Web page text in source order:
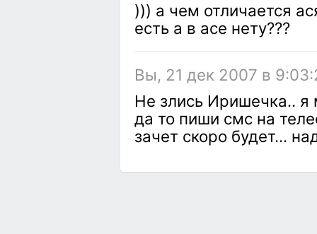
))) а чем отличается
есть а в асе нету???
Вы, 21 дек 2007 в
Не злись Иришечка.. я
да то пиши смс на
зачет скоро будет...